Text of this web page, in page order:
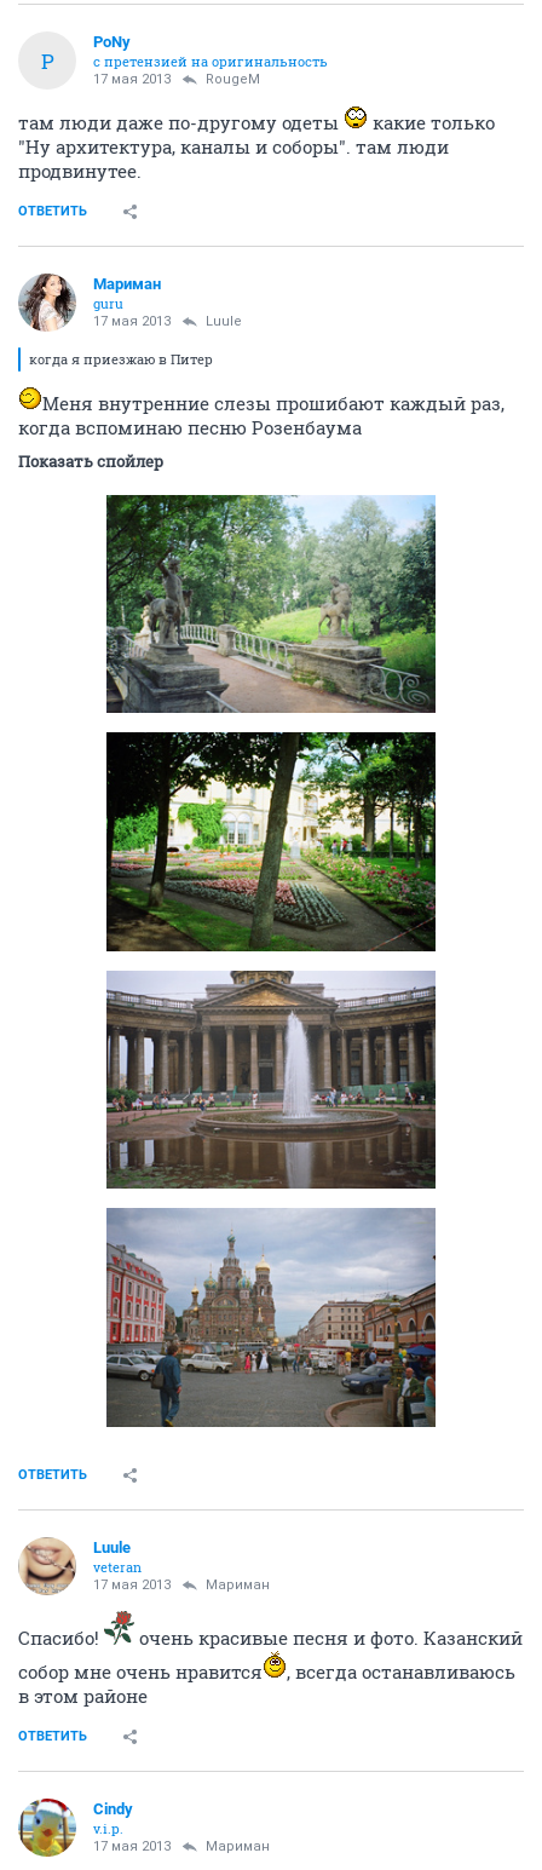
P
PoNy
с претензией на оригинальность
17 мая 2013 RougeM
там люди даже по-другому одеты
какие только
"Ну архитектура, каналы и соборы". там люди
продвинутее.
ОТВЕТИТЬ
Мариман
guru
17 мая 2013 Luule
когда я приезжаю в Питер
Меня внутренние слезы прошибают каждый раз,
когда вспоминаю песню Розенбаума
Показать спойлер
ОТВЕТИТЬ
Luule
veteran
17 мая 2013 Мариман
Спасибо!
очень красивые песня и фото. Казанский
собор мне очень нравится
, всегда останавливаюсь
в этом районе
ОТВЕТИТЬ
Cindy
v.i.p.
17 мая 2013 Мариман